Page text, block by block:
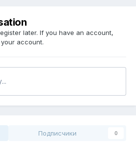
later. If you have an account,
account.
Подписчики 0